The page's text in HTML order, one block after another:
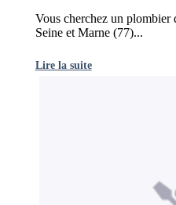
Vous cherchez un plombier
Seine et Marne (77)...
Lire la suite